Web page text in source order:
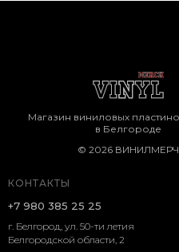
КОНТАКТЫ
г. Белгород, ул. 50-ти летия
Белгородской области, 2
+7 980 385 25 25
Магазин виниловых
в Белгороде
© 2026 ВИНИЛМЕРЧ